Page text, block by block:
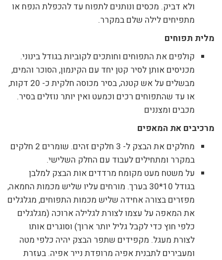
ולא דביק. מכסים ונותנים לתפוח עד להכפלת הנפח או
מתפיחים לילה שלם במקרר.
מלית תפוחים
קולפים את התפוחים וחותכים לקוביות בגודל בינוני.
מכניסים אותן לסיר קטן יחד עם הקינמון, הסוכר והמים,
מבשלים על אש קטנה, בסיר מכוסה חלקית כ- 20 דקות,
או עד שהתפוחים רכים וכמעט ואין יותר נוזלים בסיר.
מכבים ומצננים
מרכיבים את המאפים
מחלקים את הבצק ל- 3 חלקים זהים. שומרים 2 חלקים
במקרר ומתחילים לעבוד עם החלק השלישי.
על משטח מעט מקומח מרדדים אות הבצק למלבן
בגודל 10*30 בערך. מורחים עליו שליש מכמות החמאה,
מפזרים בצורה אחידה שליש מכמות התפוחים, מגלגלים
את המאפה על עצמו לצורת לגלילה ארוכה (מגלגלים
כלפי חוץ כדי לקבל גליל יותר ארוך) וסוגרים אותו
לצורת מעגל. מקפידים שתפר הבצק יהיה כלפי מטה
ומעבירים לתבנית אפיה מרופדת נייר אפיה. בעזרת